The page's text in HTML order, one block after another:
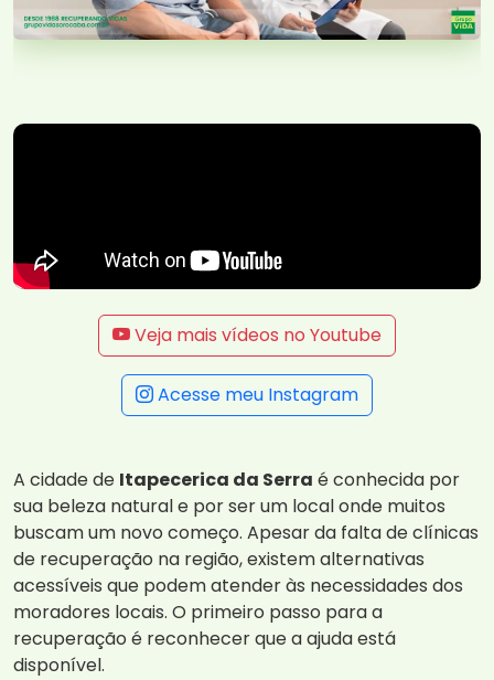
Veja mais vídeos no Youtube
Acesse meu Instagram
A cidade de Itapecerica da Serra é conhecida por
sua beleza natural e por ser um local onde muitos
buscam um novo começo. Apesar da falta de clínicas
de recuperação na região, existem alternativas
acessíveis que podem atender às necessidades dos
moradores locais. O primeiro passo para a
recuperação é reconhecer que a ajuda está
disponível.